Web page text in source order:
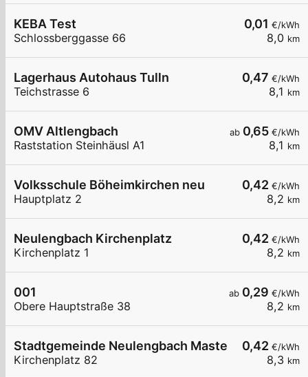
0,01 €/kWh
8,0 km
KEBA Test
Schlossberggasse 66
0,47 €/kWh
8,1 km
Lagerhaus Autohaus Tulln
Teichstrasse 6
ab 0,65 €/kWh
8,1 km
OMV Altlengbach
Raststation Steinhäusl A1
0,42 €/kWh
8,2 km
Volksschule Böheimkirchen neu
Hauptplatz 2
0,42 €/kWh
8,2 km
Neulengbach Kirchenplatz
Kirchenplatz 1
ab 0,29 €/kWh
8,2 km
001
Obere Hauptstraße 38
0,42 €/kWh
8,3 km
Stadtgemeinde Neulengbach Master LP2
Kirchenplatz 82